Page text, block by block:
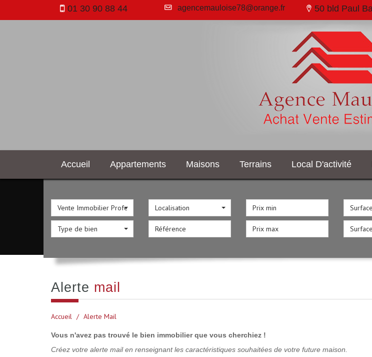
01 30 90 88 44 agencemauloise78@orange.fr 50 bld Paul
Accueil Appartements Maisons Terrains Local D'activité
Vente Immobilier Professionnel
Type de bien
Localisation
alerte mail
Accueil Alerte Mail
Vous n'avez pas trouvé le bien immobilier que vous cherchiez !
Créez votre alerte mail en renseignant les caractéristiques souhaitées de votre future maison.